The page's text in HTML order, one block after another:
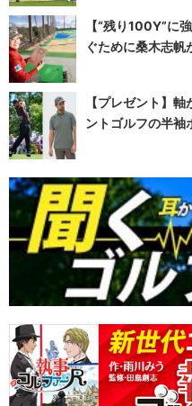
【“残り100Y”に
ぐために桑木志帆
【プレゼント】
ントゴルフの半袖